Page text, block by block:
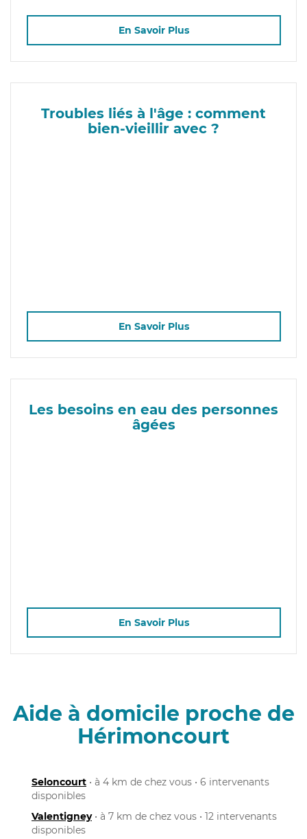
En Savoir Plus
Troubles liés à l'âge : comment
bien-vieillir avec ?
En Savoir Plus
Les besoins en eau des personnes
âgées
En Savoir Plus
Aide à domicile proche de
Hérimoncourt
Seloncourt • à 4 km de chez vous • 6 intervenants
disponibles
Valentigney• à 7 km de chez vous • 12 intervenants
disponibles